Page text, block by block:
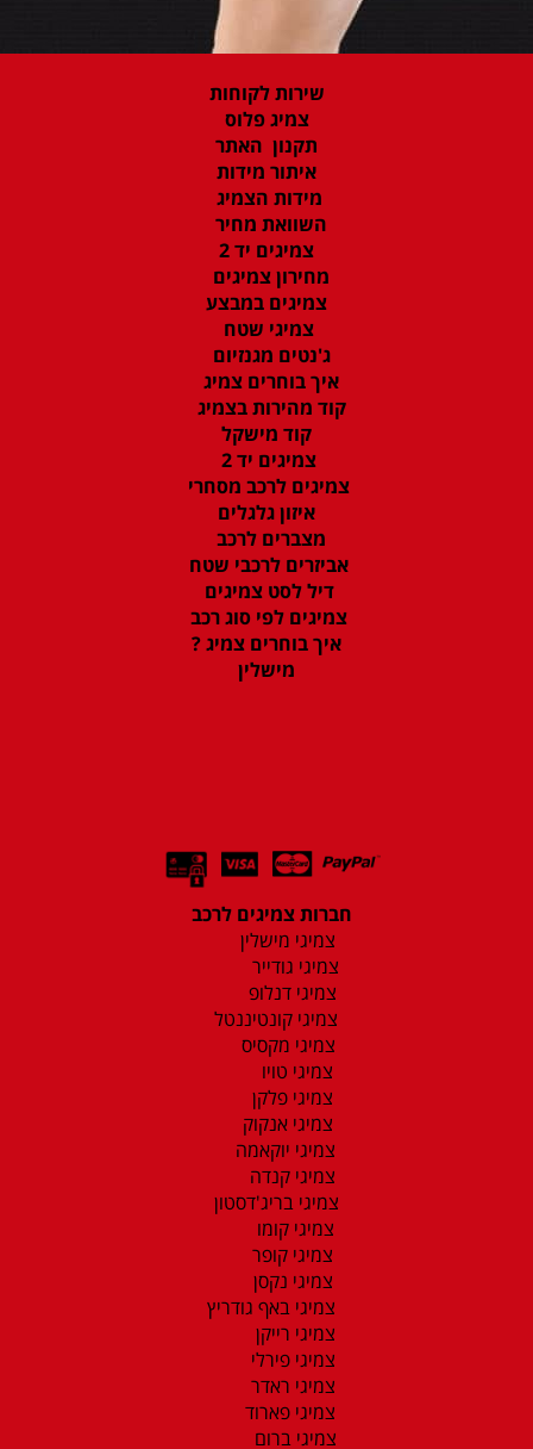
שירות לקוחות
צמיג פלוס
תקנון האתר
איתור מידות
מידות הצמיג
השוואת מחיר
צמיגים יד 2
מחירון צמיגים
צמיגים במבצע
צמיגי שטח
ג'נטים מגנזיום
איך בוחרים צמיג
קוד מהירות בצמיג
קוד מישקל
צמיגים יד 2
צמיגים לרכב מסחרי
איזון גלגלים
מצברים לרכב
אביזרים לרכבי שטח
דיל לסט צמיגים
צמיגים לפי סוג רכב
איך בוחרים צמיג ?
מישלין
חברות צמיגים לרכב
צמיגי מישלין
צמיגי גודייר
צמיגי דנלופ
צמיגי קונטיננטל
צמיגי מקסיס
צמיגי טויו
צמיגי פלקן
צמיגי אנקוק
צמיגי יוקאמה
צמיגי קנדה
צמיגי בריג'דסטון
צמיגי קומו
צמיגי קופר
צמיגי נקסן
צמיגי באף גודריץ
צמיגי רייקן
צמיגי פירלי
צמיגי ראדר
צמיגי פארוד
צמיגי ברום